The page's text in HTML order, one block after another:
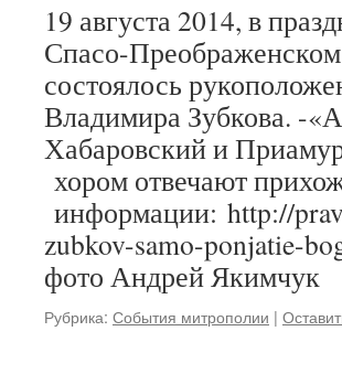
19 августа 2014, в
Спасо-
состоялось
Владимира Зубкова. -
Хабаровский и
хором отвечают
информации: http://
zubkov-samo-ponjatie-
фото Андрей Якимчук
Рубрика: События митрополии |